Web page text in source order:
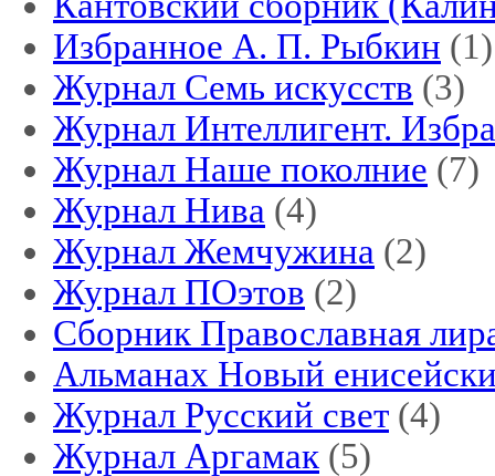
Избранное А. П. Рыбкин (1)
Журнал Семь искусств (3)
Журнал Интеллигент.
Журнал Наше поколние (7)
Журнал Нива (4)
Журнал Жемчужина (2)
Журнал ПОэтов (2)
Сборник Православная
Альманах Новый
Журнал Русский свет (4)
Журнал Аргамак (5)